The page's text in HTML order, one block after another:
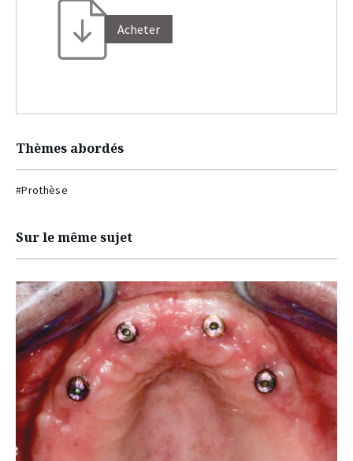
Acheter
Thèmes abordés
#Prothèse
Sur le même sujet